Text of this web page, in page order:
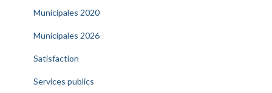
Municipales 2020
Municipales 2026
Satisfaction
Services publics